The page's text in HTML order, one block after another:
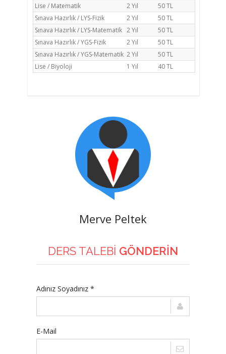
Lise / Matematik
2 Yıl
50 TL
Sınava Hazırlık / LYS-Fizik
2 Yıl
50 TL
Sınava Hazırlık / LYS-Matematik 2 Yıl
50 TL
Sınava Hazırlık / YGS-Fizik
2 Yıl
50 TL
Sınava Hazırlık / YGS-Matematik 2 Yıl
50 TL
Lise / Biyoloji
1 Yıl 40 TL
Merve Peltek
DERS TALEBİ GÖNDERİN
Adınız Soyadınız *
E-Mail